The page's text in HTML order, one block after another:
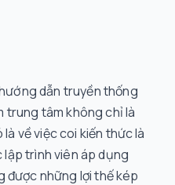
dẫn truyền thống
trung tâm không chỉ là
về việc coi kiến thức là
trình viên áp dụng
được những lợi thế kép